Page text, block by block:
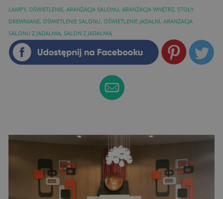
LAMPY, OŚWIETLENIE, ARANŻACJA SALONU, ARANŻACJA WNĘTRZ, STOŁY
DREWNIANE, OŚWIETLENIE SALONU, OŚWIETLENIE JADALNI, ARANŻACJA
SALONU Z JADALNIĄ, SALON Z JADALNIĄ